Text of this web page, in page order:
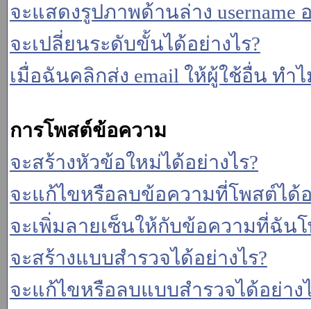
จะแสดงรูปภาพด้านล่าง username
จะเปลี่ยนระดับขั้นได้อย่างไร?
เมื่อฉันคลิกส่ง email ให้ผู้ใช้อื่น ทำ
การโพสต์ข้อความ
จะสร้างหัวข้อใหม่ได้อย่างไร?
จะแก้ไขหรือลบข้อความที่โพสต์ได้อ
จะเพิ่มลายเซ็นให้กับข้อความที่ฉันโ
จะสร้างแบบสำรวจได้อย่างไร?
จะแก้ไขหรือลบแบบสำรวจได้อย่าง